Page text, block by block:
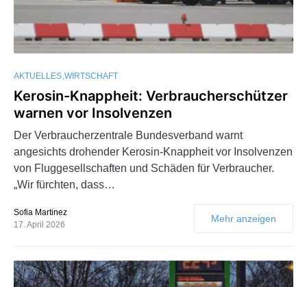
AKTUELLES WIRTSCHAFT
Kerosin-Knappheit: Verbraucherschützer
warnen vor Insolvenzen
Der Verbraucherzentrale Bundesverband warnt
angesichts drohender Kerosin-Knappheit vor Insolvenzen
von Fluggesellschaften und Schäden für Verbraucher.
„Wir fürchten, dass…
Sofia Martinez
17. April 2026
Mehr anzeigen